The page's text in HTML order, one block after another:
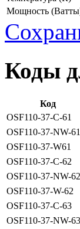
Мощность
Коды
Код
OSF110-37-C-61
OSF110-37-NW-61
OSF110-37-W61
OSF110-37-C-62
OSF110-37-NW-62
OSF110-37-W-62
OSF110-37-C-63
OSF110-37-NW-63